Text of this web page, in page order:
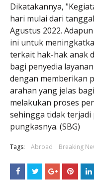
Dikatakannya,
hari mulai dari
Agustus 2022.
ini untuk
terkait hak-hak anak
bagi penyedia
dengan memberikan
arahan yang jelas
melakukan proses
sehingga tidak terjadi
pungkasnya. (SBG)
Tags: Abroad Breaking